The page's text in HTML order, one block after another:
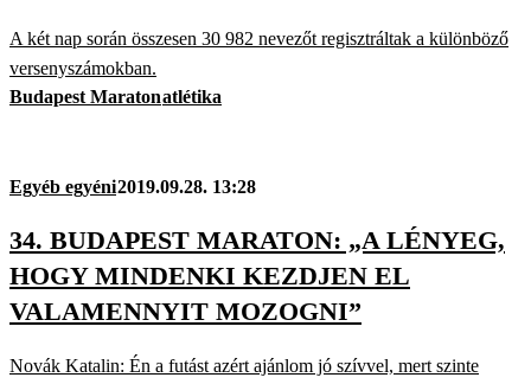
A két nap során összesen 30 982 nevezőt regisztráltak a különböző
versenyszámokban.
Budapest Maratonatlétika
Egyéb egyéni2019.09.28. 13:28
34. BUDAPEST MARATON: „A LÉNYEG,
HOGY MINDENKI KEZDJEN EL
VALAMENNYIT MOZOGNI”
Novák Katalin: Én a futást azért ajánlom jó szívvel, mert szinte